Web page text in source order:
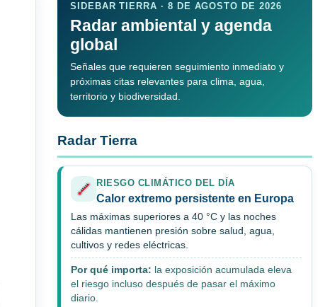
SIDEBAR TIERRA · 8 DE AGOSTO DE 2026
Radar ambiental y agenda
global
Señales que requieren seguimiento inmediato y
próximas citas relevantes para clima, agua,
territorio y biodiversidad.
Radar Tierra
RIESGO CLIMÁTICO DEL DÍA
Calor extremo persistente en Europa
Las máximas superiores a 40 °C y las noches
cálidas mantienen presión sobre salud, agua,
cultivos y redes eléctricas.
Por qué importa: la exposición acumulada eleva
el riesgo incluso después de pasar el máximo
diario.